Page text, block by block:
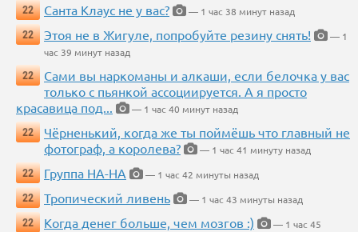
22
Санта Клаус не у вас?
— 1 час 38 минут назад
22
Этоя не в Жигуле, попробуйте резину снять!
— 1
час 39 минут назад
22
Сами вы наркоманы и алкаши, если белочка у вас
только с пьянкой ассоциируется. А я просто
красавица под...
— 1 час 40 минут назад
22
Чёрненький, когда же ты поймёшь что главный не
фотограф, а королева?
— 1 час 41 минуту назад
22
Группа НА-НА
— 1 час 42 минуты назад
22
Тропический ливень
— 1 час 43 минуты назад
22
Когда денег больше, чем мозгов :)
— 1 час 45